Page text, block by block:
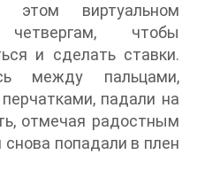
виртуальном
чтобы
и сделать ставки.
между пальцами,
падали на
отмечая радостным
попадали в плен